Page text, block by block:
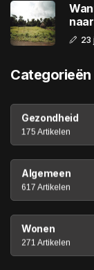
23
Categorieën
Gezondheid
175 Artikelen
Algemeen
617 Artikelen
Wonen
271 Artikelen